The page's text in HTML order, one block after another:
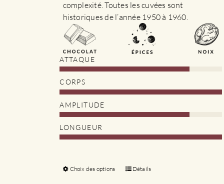
complexité. Toutes les cuvées sont
historiques de l’année 1950 à 1960.
ATTAQUE
CORPS
AMPLITUDE
LONGUEUR
Choix des options
CeDétails